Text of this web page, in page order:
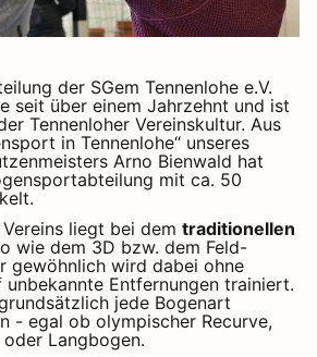
der SGem Tennenlohe e.V.
seit über einem Jahrzehnt und ist
Tennenloher Vereinskultur. Aus
in Tennenlohe“ unseres
Arno Bienwald hat
mit ca. 50
liegt bei dem traditionellen
wie dem 3D bzw. dem Feld-
gewöhnlich wird dabei ohne
Entfernungen trainiert.
jede Bogenart
- egal ob olympischer Recurve,
Langbogen.